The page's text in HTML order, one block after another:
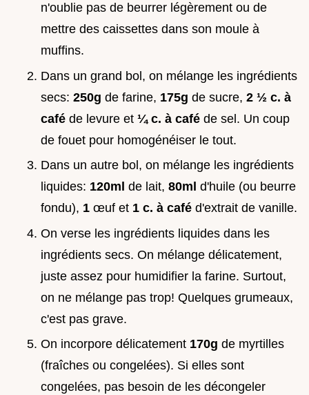
n'oublie pas de beurrer légèrement ou de
mettre des caissettes dans son moule à
muffins.
Dans un grand bol, on mélange les ingrédients
secs: 250g de farine, 175g de sucre, 2 ½ c. à
café de levure et ¼ c. à café de sel. Un coup
de fouet pour homogénéiser le tout.
Dans un autre bol, on mélange les ingrédients
liquides: 120ml de lait, 80ml d'huile (ou beurre
fondu), 1 œuf et 1 c. à café d'extrait de vanille.
On verse les ingrédients liquides dans les
ingrédients secs. On mélange délicatement,
juste assez pour humidifier la farine. Surtout,
on ne mélange pas trop! Quelques grumeaux,
c'est pas grave.
On incorpore délicatement 170g de myrtilles
(fraîches ou congelées). Si elles sont
congelées, pas besoin de les décongeler